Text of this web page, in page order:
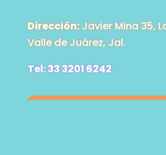
Dirección:Javier Mina 35,
Valle de Juárez, Jal.
Tel: 33 3201 6242